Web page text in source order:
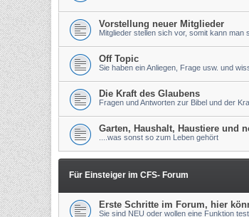
Vorstellung neuer Mitglieder
Mitglieder stellen sich vor, somit kann man
Off Topic
Sie haben ein Anliegen, Frage usw. und
Die Kraft des Glaubens
Fragen und Antworten zur Bibel und der
Garten, Haushalt, Haustiere und
....was sonst so zum Leben gehört
Für Einsteiger im CFS- Forum
Erste Schritte im Forum, hier
Sie sind NEU oder wollen eine Funktion